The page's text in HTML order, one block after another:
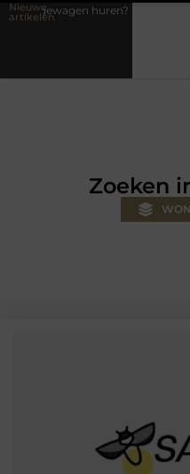
Nieuwe
artikelen
Kies de juiste aanhanger voor
Zoeken